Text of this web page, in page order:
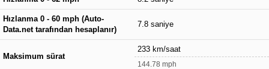
Hızlanma 0 - 60 mph (Auto-
Data.net tarafından hesaplanır)
7.8 saniye
Maksimum sürat
233 km/saat
144.78 mph